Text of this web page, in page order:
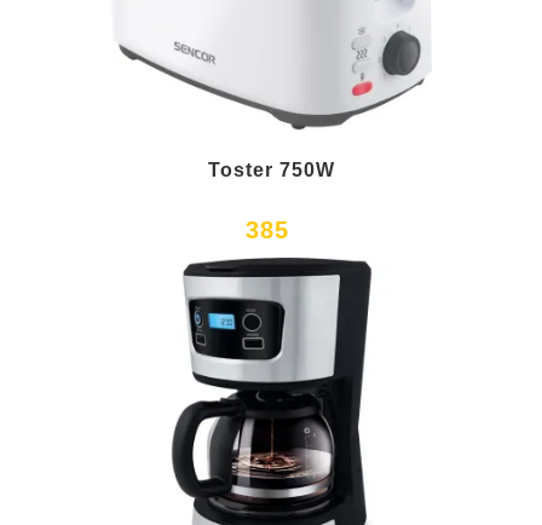
Toster 750W
385